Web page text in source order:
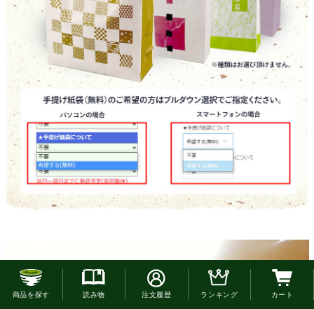
お客様の声
お電話でのご注文はこちら
商品を探す 読み物 注文履歴 ランキング カート